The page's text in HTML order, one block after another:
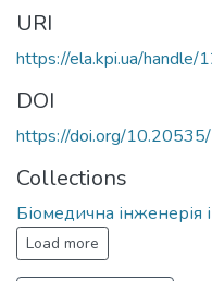
URI
https://ela.kpi.ua/
DOI
https://doi.org/
Collections
Біомедична інженерія
Load more